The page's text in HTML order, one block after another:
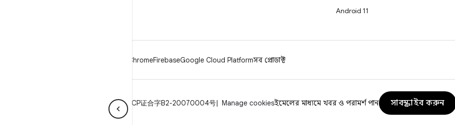
Android 11
ChromeFirebaseGoogle Cloud Platformসব প্রোডাক্ট
ব্র্যান্ড নির্দেশিকা ICP证合字B2-20070004号 Manage cookiesইমেলের মাধ্যমে খবর ও পরামর্শ পান সাবস্ক্রাইব করুন